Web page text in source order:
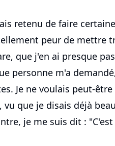
retenu de faire
peur de mettre
que j'en ai presque
personne m'a
Je ne voulais peut-
vu que je disais déjà
je me suis dit :